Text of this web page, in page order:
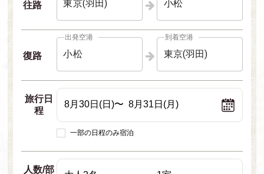
往路 東京(羽田) 小松
復路
出発空港
小松
到着空港
東京(羽田)
旅行日
程
一部の日程のみ宿泊
人数/部